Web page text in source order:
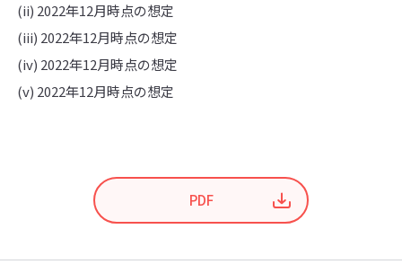
(ii) 2022年12月時点の想定
(iii) 2022年12月時点の想定
(iv) 2022年12月時点の想定
(v) 2022年12月時点の想定
PDF